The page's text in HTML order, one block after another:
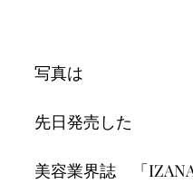
写真は
先日発売した
美容業界誌　「